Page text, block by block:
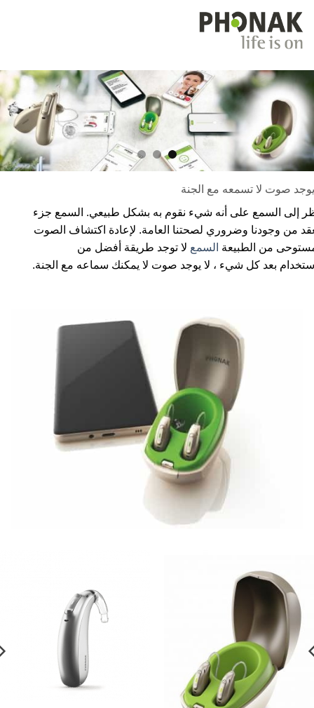
صوت لا تسمعه مع الجنة
إلى السمع على أنه شيء نقوم به بشكل طبيعي. السمع جزء
من وجودنا وضروري لصحتنا العامة. لإعادة اكتشاف الصوت
من الطبيعةالسمعلا توجد طريقة أفضل من
بعد كل شيء ، لا يوجد صوت لا يمكنك سماعه مع الجنة.